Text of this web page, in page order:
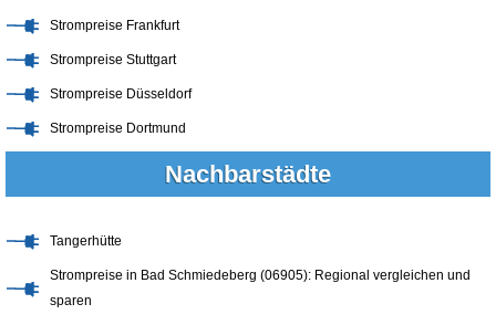
Strompreise Frankfurt
Strompreise Stuttgart
Strompreise Düsseldorf
Strompreise Dortmund
Nachbarstädte
Tangerhütte
Strompreise in Bad Schmiedeberg (06905): Regional vergleichen und
sparen